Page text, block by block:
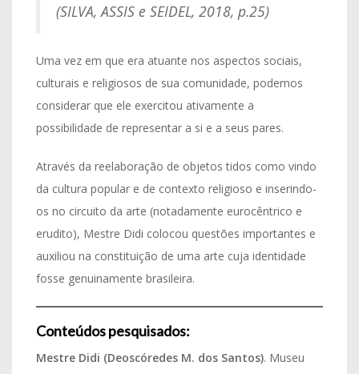
(SILVA, ASSIS e SEIDEL, 2018, p.25)
Uma vez em que era atuante nos aspectos sociais,
culturais e religiosos de sua comunidade, podemos
considerar que ele exercitou ativamente a
possibilidade de representar a si e a seus pares.
Através da reelaboração de objetos tidos como vindo
da cultura popular e de contexto religioso e inserindo-
os no circuito da arte (notadamente eurocêntrico e
erudito), Mestre Didi colocou questões importantes e
auxiliou na constituição de uma arte cuja identidade
fosse genuinamente brasileira.
Conteúdos pesquisados:
Mestre Didi (Deoscóredes M. dos Santos). Museu